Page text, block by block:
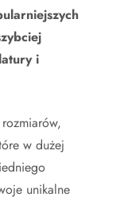
i
w dużej
unikalne